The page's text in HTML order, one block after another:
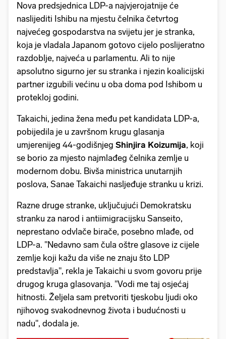
Nova predsjednica LDP-a najvjerojatnije će
naslijediti Ishibu na mjestu čelnika četvrtog
najvećeg gospodarstva na svijetu jer je stranka,
koja je vladala Japanom gotovo cijelo poslijeratno
razdoblje, najveća u parlamentu. Ali to nije
apsolutno sigurno jer su stranka i njezin koalicijski
partner izgubili većinu u oba doma pod Ishibom u
protekloj godini.
Takaichi, jedina žena među pet kandidata LDP-a,
pobijedila je u završnom krugu glasanja
umjerenijeg 44-godišnjeg Shinjira Koizumija, koji
se borio za mjesto najmlađeg čelnika zemlje u
modernom dobu. Bivša ministrica unutarnjih
poslova, Sanae Takaichi nasljeđuje stranku u krizi.
Razne druge stranke, uključujući Demokratsku
stranku za narod i antiimigracijsku Sanseito,
neprestano odvlače birače, posebno mlađe, od
LDP-a. "Nedavno sam čula oštre glasove iz cijele
zemlje koji kažu da više ne znaju što LDP
predstavlja", rekla je Takaichi u svom govoru prije
drugog kruga glasovanja. "Vodi me taj osjećaj
hitnosti. Željela sam pretvoriti tjeskobu ljudi oko
njihovog svakodnevnog života i budućnosti u
nadu", dodala je.